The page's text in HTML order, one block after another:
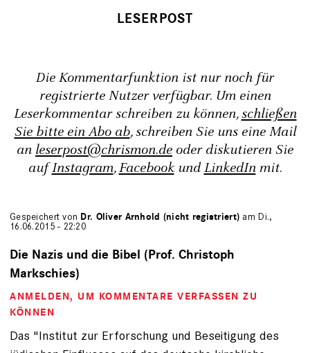
Die Kommentarfunktion ist nur noch für
registrierte Nutzer verfügbar. Um einen
Leserkommentar schreiben zu können,schließen
Sie bitte ein Abo ab, schreiben Sie uns eine Mail
an leserpost@chrismon.de oder diskutieren Sie
aufInstagram,FacebookundLinkedInmit.
Gespeichert von Dr. Oliver Arnhold (nicht registriert) am Di.,
16.06.2015 - 22:20
Die Nazis und die Bibel (Prof. Christoph
Markschies)
ANMELDEN, UM KOMMENTARE VERFASSEN ZU
KÖNNEN
Das "Institut zur Erforschung und Beseitigung des